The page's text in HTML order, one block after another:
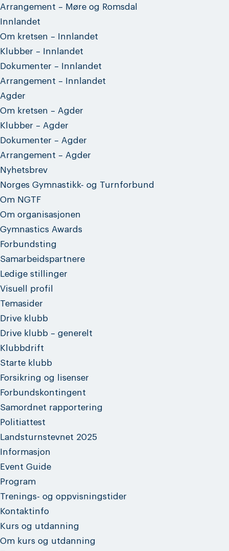
Arrangement – Møre og Romsdal
Innlandet
Om kretsen – Innlandet
Klubber – Innlandet
Dokumenter – Innlandet
Arrangement – Innlandet
Agder
Om kretsen – Agder
Klubber – Agder
Dokumenter – Agder
Arrangement – Agder
Nyhetsbrev
Norges Gymnastikk- og Turnforbund
Om NGTF
Om organisasjonen
Gymnastics Awards
Forbundsting
Samarbeidspartnere
Ledige stillinger
Visuell profil
Temasider
Drive klubb
Drive klubb – generelt
Klubbdrift
Starte klubb
Forsikring og lisenser
Forbundskontingent
Samordnet rapportering
Politiattest
Landsturnstevnet 2025
Informasjon
Event Guide
Program
Trenings- og oppvisningstider
Kontaktinfo
Kurs og utdanning
Om kurs og utdanning